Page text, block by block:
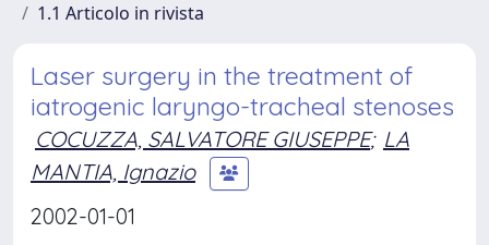
1.1 Articolo in rivista
Laser surgery in the treatment of
iatrogenic laryngo-tracheal stenoses
COCUZZA, SALVATORE GIUSEPPE; LA
MANTIA, Ignazio
2002-01-01